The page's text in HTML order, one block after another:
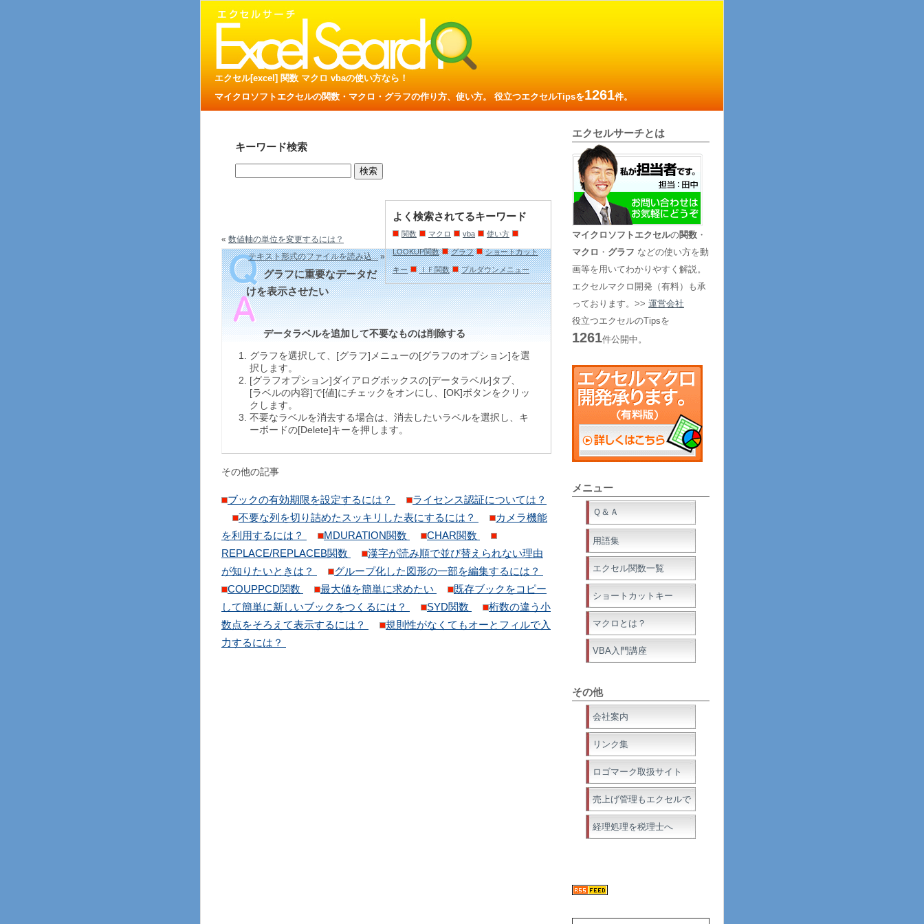
エクセル[excel] 関数 マクロ vbaの使い方なら！
マイクロソフトエクセルの関数・マクロ・グラフの作り方、使い方。 役立つエクセルTipsを1261件。
キーワード検索
よく検索されてるキーワード
関数 マクロ vba 使い方
LOOKUP関数 グラフ ショートカット
キー ＩＦ関数 プルダウンメニュー
« 数値軸の単位を変更するには？
テキスト形式のファイルを読み込...»
グラフに重要なデータだ
けを表示させたい
データラベルを追加して不要なものは削除する
グラフを選択して、[グラフ]メニューの[グラフのオプション]を選
択します。
[グラフオプション]ダイアログボックスの[データラベル]タブ、
[ラベルの内容]で[値]にチェックをオンにし、[OK]ボタンをクリッ
クします。
不要なラベルを消去する場合は、消去したいラベルを選択し、キ
ーボードの[Delete]キーを押します。
その他の記事
ブックの有効期限を設定するには？
ライセンス認証については？
不要な列を切り詰めたスッキリした表にするには？
カメラ機能
を利用するには？
MDURATION関数
CHAR関数
REPLACE/REPLACEB関数
漢字が読み順で並び替えられない理由
が知りたいときは？
グループ化した図形の一部を編集するには？
COUPPCD関数
最大値を簡単に求めたい
既存ブックをコピー
して簡単に新しいブックをつくるには？
SYD関数
桁数の違う小
数点をそろえて表示するには？
規則性がなくてもオーとフィルで入
力するには？
エクセルサーチとは
マイクロソフトエクセルの関数 ・
マクロ ・ グラフ などの使い方を動
画等を用いてわかりやすく解説。
エクセルマクロ開発（有料）も承
っております。>> 運営会社
役立つエクセルのTipsを
1261件公開中。
メニュー
Ｑ＆Ａ
用語集
エクセル関数一覧
ショートカットキー
マクロとは？
VBA入門講座
その他
会社案内
リンク集
ロゴマーク取扱サイト
売上げ管理もエクセルで
経理処理を税理士へ